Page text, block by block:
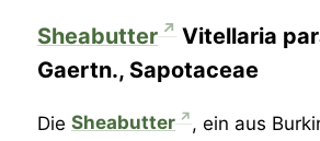
Sheabutter
Vitellaria
Gaertn., Sapotaceae
DieSheabutter
, ein aus